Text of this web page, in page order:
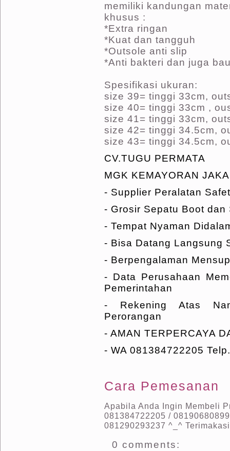
memiliki kandungan
khusus :
*Extra ringan
*Kuat dan tangguh
*Outsole anti slip
*Anti bakteri dan juga
Spesifikasi ukuran:
size 39= tinggi 33cm,
size 40= tinggi 33cm ,
size 41= tinggi 33cm,
size 42= tinggi 34.5cm,
size 43= tinggi 34.5cm,
CV.TUGU PERMATA
MGK KEMAYORAN
- Supplier Peralatan
- Grosir Sepatu Boot
- Tempat Nyaman
- Bisa Datang Langsung
- Berpengalaman
- Data Perusahaan
Pemerintahan
- Rekening Atas
Perorangan
- AMAN TERPERCAYA
- WA 081384722205
Cara Pemesanan
Apabila Anda Ingin Membeli
081384722205 /
081290293237 ^_^
0 comments: